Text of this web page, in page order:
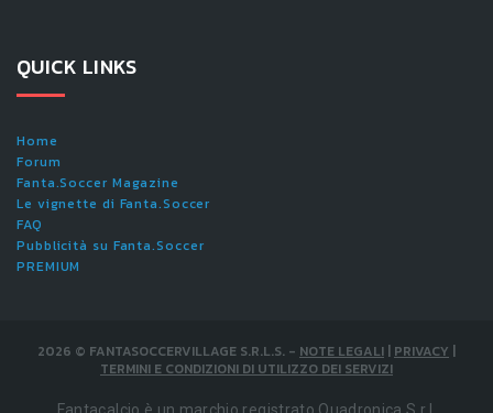
QUICK LINKS
Home
Forum
Fanta.Soccer Magazine
Le vignette di Fanta.Soccer
FAQ
Pubblicità su Fanta.Soccer
PREMIUM
2026 © FANTASOCCERVILLAGE S.R.L.S. - NOTE LEGALI | PRIVACY |
TERMINI E CONDIZIONI DI UTILIZZO DEI SERVIZI